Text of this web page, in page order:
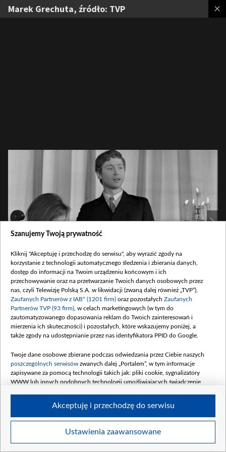
Marek Grechuta, źródło: TVP
Marek Grechuta, źródło: TVP
1
Szczegóły
Szanujemy Twoją prywatność
Kliknij "Akceptuję i przechodzę do serwisu", aby wyrazić zgody na
korzystanie z technologii automatycznego śledzenia i zbierania danych,
dostęp do informacji na Twoim urządzeniu końcowym i ich
przechowywanie oraz na przetwarzanie Twoich danych osobowych przez
nas, czyli Telewizję Polską S.A. w likwidacji (zwaną dalej również „TVP”),
Zaufanych Partnerów z IAB* (1201 firm) oraz pozostałych Zaufanych
Partnerów TVP (93 firm) , w celach marketingowych (w tym do
zautomatyzowanego dopasowania reklam do Twoich zainteresowań i
mierzenia ich skuteczności) i pozostałych, które wskazujemy poniżej, a
także zgody na udostępnianie przez nas identyfikatora PPID do Google.
Twoje dane osobowe zbierane podczas odwiedzania przez Ciebie naszych
poszczególnych serwisów zwanych dalej „Portalem”, w tym informacje
zapisywane za pomocą technologii takich jak: pliki cookie, sygnalizatory
WWW lub innych podobnych technologii umożliwiających świadczenie
Twoje dane osobowe zbierane podczas odwiedzania przez Ciebie
Ustawienia zaawansowane
Akceptuję i przechodzę do serwisu